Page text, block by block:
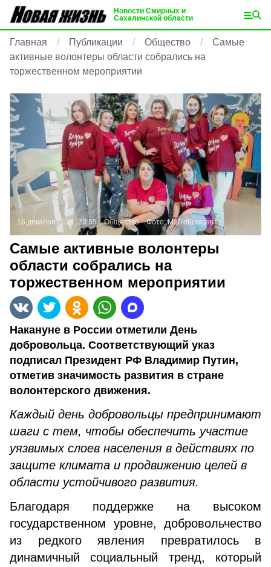
Новости Смирных и
Сахалинской области
Главная Публикации Общество
Самые
активные волонтеры области собрались на
торжественном мероприятии
16 декабря 2021, 23:55 Общество Фото:М. Любимцева
Самые активные волонтеры
области собрались на
торжественном мероприятии
Накануне в России отметили День
добровольца. Соответствующий указ
подписал Президент РФ Владимир Путин,
отметив значимость развития в стране
волонтерского движения.
Каждый день добровольцы предпринимают
шаги с тем, чтобы обеспечить участие
уязвимых слоев населения в действиях по
защите климата и продвижению целей в
области устойчивого развития.
Благодаря поддержке на высоком
государственном уровне, добровольчество
из редкого явления превратилось в
динамичный социальный тренд, который